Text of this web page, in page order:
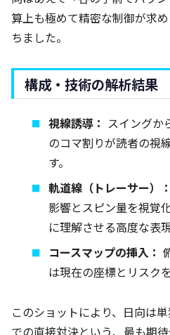
算上も極めて精密な制御が求
ちました。
構成・技術の解析結果
視線誘導： スイングか
のコマ割りが読者の視
す。
軌道線（トレーサー）：
影響とスピン量を視覚
に理解させる高度な表
コースマップの挿入：
は現在の座標とリスク
このショットにより、日向は